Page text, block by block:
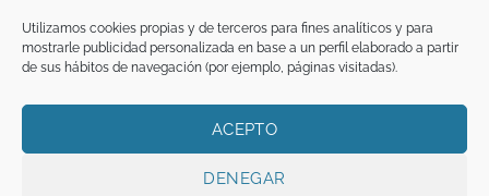
Utilizamos cookies propias y de terceros para fines analíticos y para
mostrarle publicidad personalizada en base a un perfil elaborado a partir
de sus hábitos de navegación (por ejemplo, páginas visitadas).
ACEPTO
DENEGAR
TÉRMINOS Y CONDICIONES